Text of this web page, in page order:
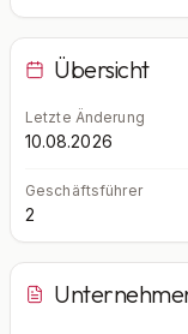
Übersicht
Letzte Änderung
10.08.2026
Geschäftsführer
2